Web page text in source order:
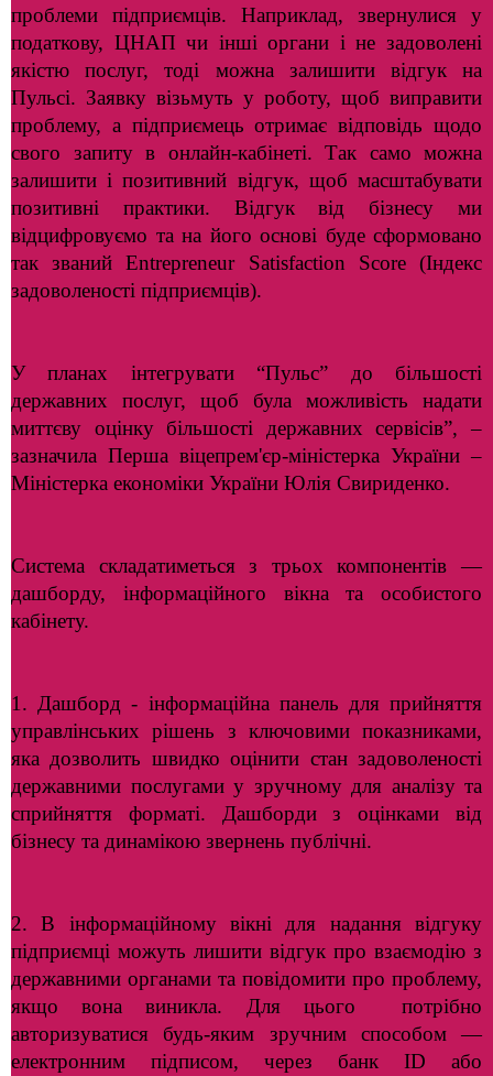
проблеми підприємців. Наприклад, звернулися у
податкову, ЦНАП чи інші органи і не задоволені
якістю послуг, тоді можна залишити відгук на
Пульсі. Заявку візьмуть у роботу, щоб виправити
проблему, а підприємець отримає відповідь щодо
свого запиту в онлайн-кабінеті. Так само можна
залишити і позитивний відгук, щоб масштабувати
позитивні практики. Відгук від бізнесу ми
відцифровуємо та на його основі буде сформовано
так званий Entrepreneur Satisfaction Score (Індекс
задоволеності підприємців).
У планах інтегрувати “Пульс” до більшості
державних послуг, щоб була можливість надати
миттєву оцінку більшості державних сервісів”, –
зазначила Перша віцепрем'єр-міністерка України –
Міністерка економіки України Юлія Свириденко.
Система складатиметься з трьох компонентів —
дашборду, інформаційного вікна та особистого
кабінету.
1. Дашборд - інформаційна панель для прийняття
управлінських рішень з ключовими показниками,
яка дозволить швидко оцінити стан задоволеності
державними послугами у зручному для аналізу та
сприйняття форматі. Дашборди з оцінками від
бізнесу та динамікою звернень публічні.
2. В інформаційному вікні для надання відгуку
підприємці можуть лишити відгук про взаємодію з
державними органами та повідомити про проблему,
якщо вона виникла. Для цього потрібно
авторизуватися будь-яким зручним способом —
електронним підписом, через банк ID або